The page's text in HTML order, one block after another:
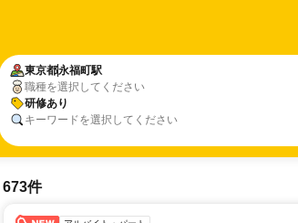
東京都永福町駅
職種を選択してください
研修あり
キーワードを選択してください
673件